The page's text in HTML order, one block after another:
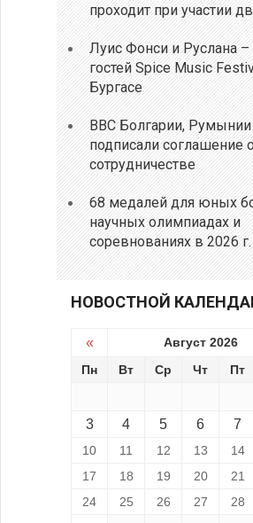
проходит при участии
Луис Фонси и Руслана –
гостей Spice Music
Бургасе
ВВС Болгарии,
подписали соглашение
сотрудничестве
68 медалей для юных
научных олимпиадах и
соревнованиях в 2026 г.
НОВОСТНОЙ
« Август 2026
Пн Вт Ср Чт Пт
3 4 5 6 7
10
11 12 13 14
17
18 19 20 21
24
25 26 27 28